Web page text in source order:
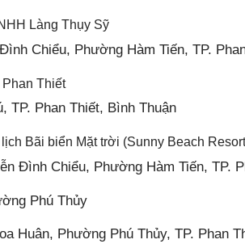
Làng Thụy Sỹ
Chiểu, Phường Hàm Tiến, TP.
Thiết
TP. Phan Thiết, Bình Thuận
Bãi biển Mặt trời (Sunny Beach
Đình Chiểu, Phường Hàm Tiến, TP.
Phú Thủy
Huân, Phường Phú Thủy, TP. Phan